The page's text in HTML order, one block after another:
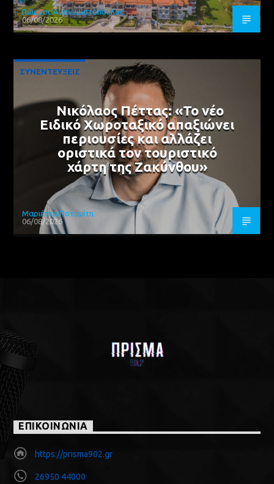
Γιώργος Αναγνωστόπουλος
06/08/2026
ΣΥΝΕΝΤΕΥΞΕΙΣ
Νικόλαος Πέττας: «Το νέο
Ειδικό Χωροταξικό απαξιώνει
περιουσίες και αλλάζει
οριστικά τον τουριστικό
χάρτη της Ζακύνθου»
Μαριέττα Ποταμίτη
06/08/2026
ΕΠΙΚΟΙΝΩΝΙΑ
https://prisma902.gr
26950 44000